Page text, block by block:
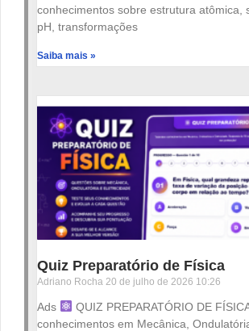
conhecimentos sobre estrutura atômica,
pH, transformações
Saiba mais »
Quiz Preparatório de Física
Adriano Rocha 20 de julho de 2026 10:26
Ads
QUIZ PREPARATÓRIO DE
conhecimentos em Mecânica,